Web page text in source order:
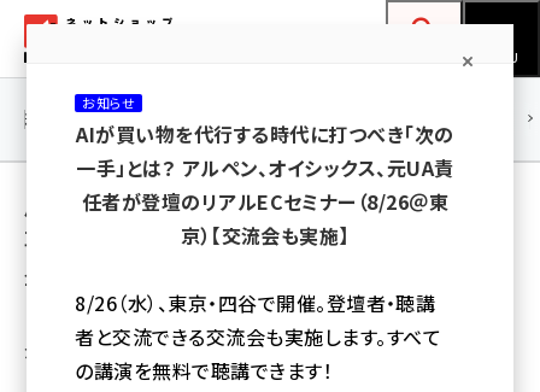
ン
ネットショップ担当者フォーラム
MENU
yahoo (1900)
楽天 (1871)
連載・特集 |
用語「Rakutenグルメ館」 が使われている記
事の一覧
全 2 記事中 1 ～ 2 を表示中
「楽天市場」の直営店舗「Rakutenグルメ館」
が冷凍食品の販売を拡充、食品会社や専門店
との専売食品の共同開発
お知らせ
AIが買い物を代行する時代に打つべき「次の
一手」とは？ アルペン、オイシックス、元UA責
任者が登壇のリアルECセミナー（8/26＠東
京）【交流会も実施】
8/26（水）、東京・四谷で開催。登壇者・聴講
者と交流できる交流会も実施します。すべて
の講演を無料で聴講できます！